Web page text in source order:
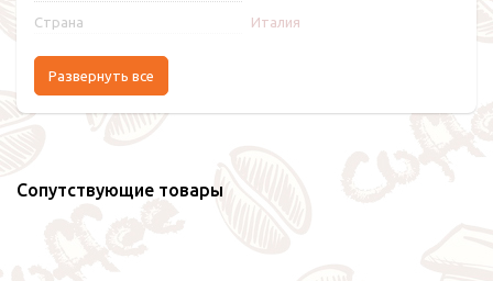
Страна Италия
Развернуть все
Сопутствующие товары